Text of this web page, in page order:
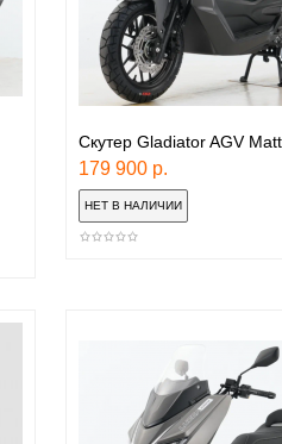
Скутер Gladiator AGV
179 900 р.